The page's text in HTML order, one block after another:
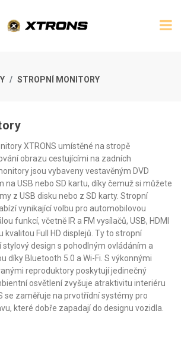
STROPNÍ MONITORY
XTRONS umístěné na stropě
obrazu cestujícími na zadních
jsou vybaveny vestavěným DVD
na USB nebo SD kartu, díky čemuž si můžete
z USB disku nebo z SD karty. Stropní
vynikající volbu pro automobilovou
funkcí, včetně IR a FM vysílačů, USB, HDMI
kvalitou Full HD displejů. Ty to stropní
design s pohodlným ovládáním a
díky Bluetooth 5.0 a Wi-Fi. S výkonnými
reproduktory poskytují jedinečný
osvětlení zvyšuje atraktivitu interiéru
se zaměřuje na prvotřídní systémy pro
které dobře zapadají do designu vozidla.